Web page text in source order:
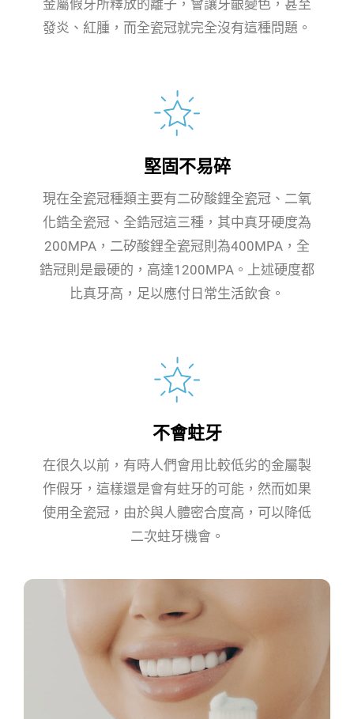
金屬假牙所釋放的離子，會讓牙齦變色，甚至
發炎、紅腫，而全瓷冠就完全沒有這種問題。
堅固不易碎
現在全瓷冠種類主要有二矽酸鋰全瓷冠、二氧
化鋯全瓷冠、全鋯冠這三種，其中真牙硬度為
200MPA，二矽酸鋰全瓷冠則為400MPA，全
鋯冠則是最硬的，高達1200MPA。上述硬度都
比真牙高，足以應付日常生活飲食。
不會蛀牙
在很久以前，有時人們會用比較低劣的金屬製
作假牙，這樣還是會有蛀牙的可能，然而如果
使用全瓷冠，由於與人體密合度高，可以降低
二次蛀牙機會。